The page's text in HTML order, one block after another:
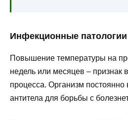
Инфекционные патологии
Повышение температуры на
недель или месяцев – признак
процесса. Организм
антитела для борьбы с